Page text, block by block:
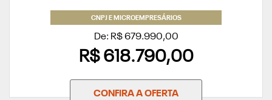
CNPJ E MICROEMPRESÁRIOS
De: R$ 679.990,00
R$ 618.790,00
CONFIRA A OFERTA